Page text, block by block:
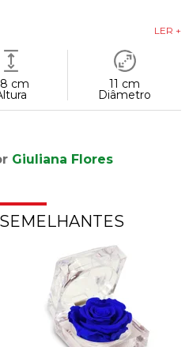
LER +
cm 11 cm
Diâmetro
Giuliana Flores